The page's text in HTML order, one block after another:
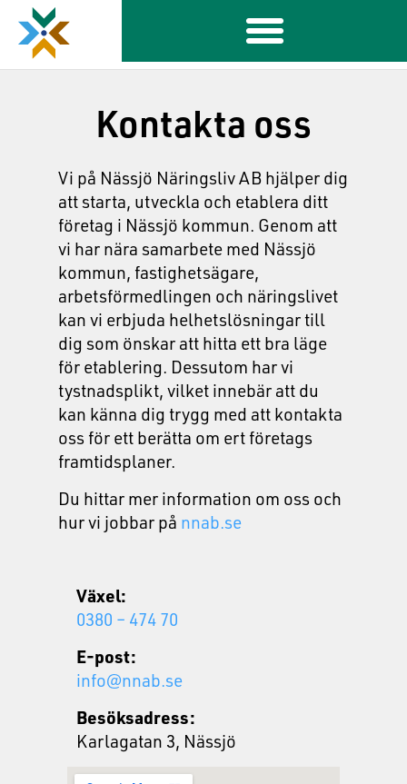
Kontakta oss
Vi på Nässjö Näringsliv AB hjälper dig
att starta, utveckla och etablera ditt
företag i Nässjö kommun. Genom att
vi har nära samarbete med Nässjö
kommun, fastighetsägare,
arbetsförmedlingen och näringslivet
kan vi erbjuda helhetslösningar till
dig som önskar att hitta ett bra läge
för etablering. Dessutom har vi
tystnadsplikt, vilket innebär att du
kan känna dig trygg med att kontakta
oss för ett berätta om ert företags
framtidsplaner.
Du hittar mer information om oss och
hur vi jobbar på nnab.se
Växel:
0380 – 474 70
E-post:
info@nnab.se
Besöksadress:
Karlagatan 3, Nässjö